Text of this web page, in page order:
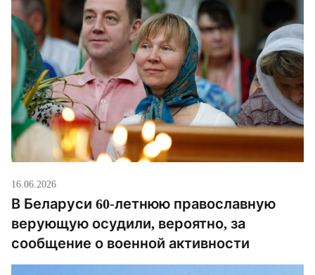
16.06.2026
В Беларуси 60-летнюю православную
верующую осудили, вероятно, за
сообщение о военной активности